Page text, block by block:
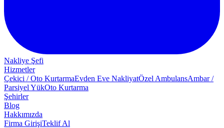
Nakliye Şefi
Hizmetler
Çekici / Oto KurtarmaEvden Eve NakliyatÖzel AmbulansAmbar /
Parsiyel YükOto Kurtarma
Şehirler
Blog
Hakkımızda
Firma GirişiTeklif Al